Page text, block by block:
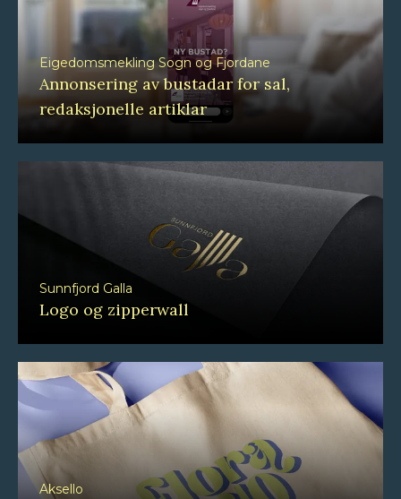
Eigedomsmekling Sogn og Fjordane
Annonsering av bustadar for sal,
redaksjonelle artiklar
Sunnfjord Galla
Logo og zipperwall
Aksello